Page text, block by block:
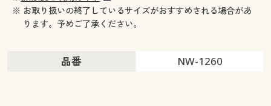
※ お取り扱いの終了しているサイズがおすすめされる場合があ
ります。予めご了承ください。
品番 NW-1260